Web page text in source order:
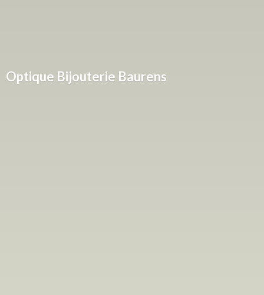
Optique Bijouterie Baurens